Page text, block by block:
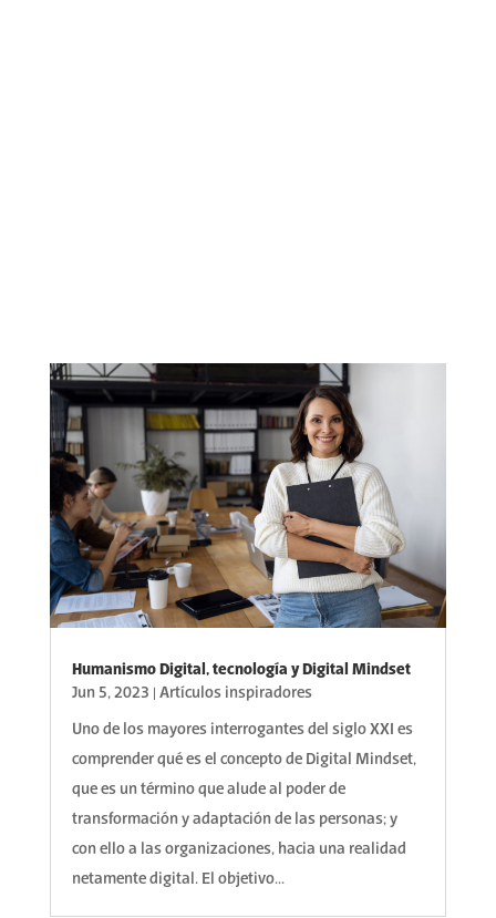
Humanismo Digital, tecnología y Digital Mindset
Jun 5, 2023 | Artículos inspiradores
Uno de los mayores interrogantes del siglo XXI es
comprender qué es el concepto de Digital Mindset,
que es un término que alude al poder de
transformación y adaptación de las personas; y
con ello a las organizaciones, hacia una realidad
netamente digital. El objetivo...